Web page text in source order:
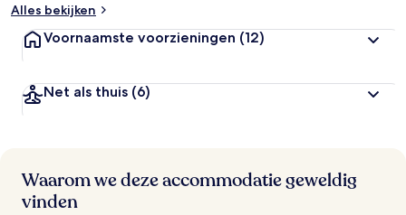
r
d
l
Alles bekijken
Voornaamste voorzieningen (12)
Net als thuis (6)
Waarom we deze accommodatie geweldig
vinden